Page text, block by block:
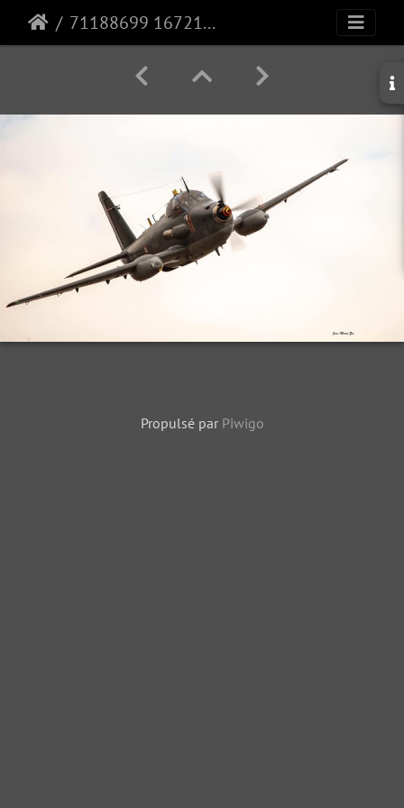
71188699 1672111659587502 5256662073311494144 n
Propulsé par Piwigo